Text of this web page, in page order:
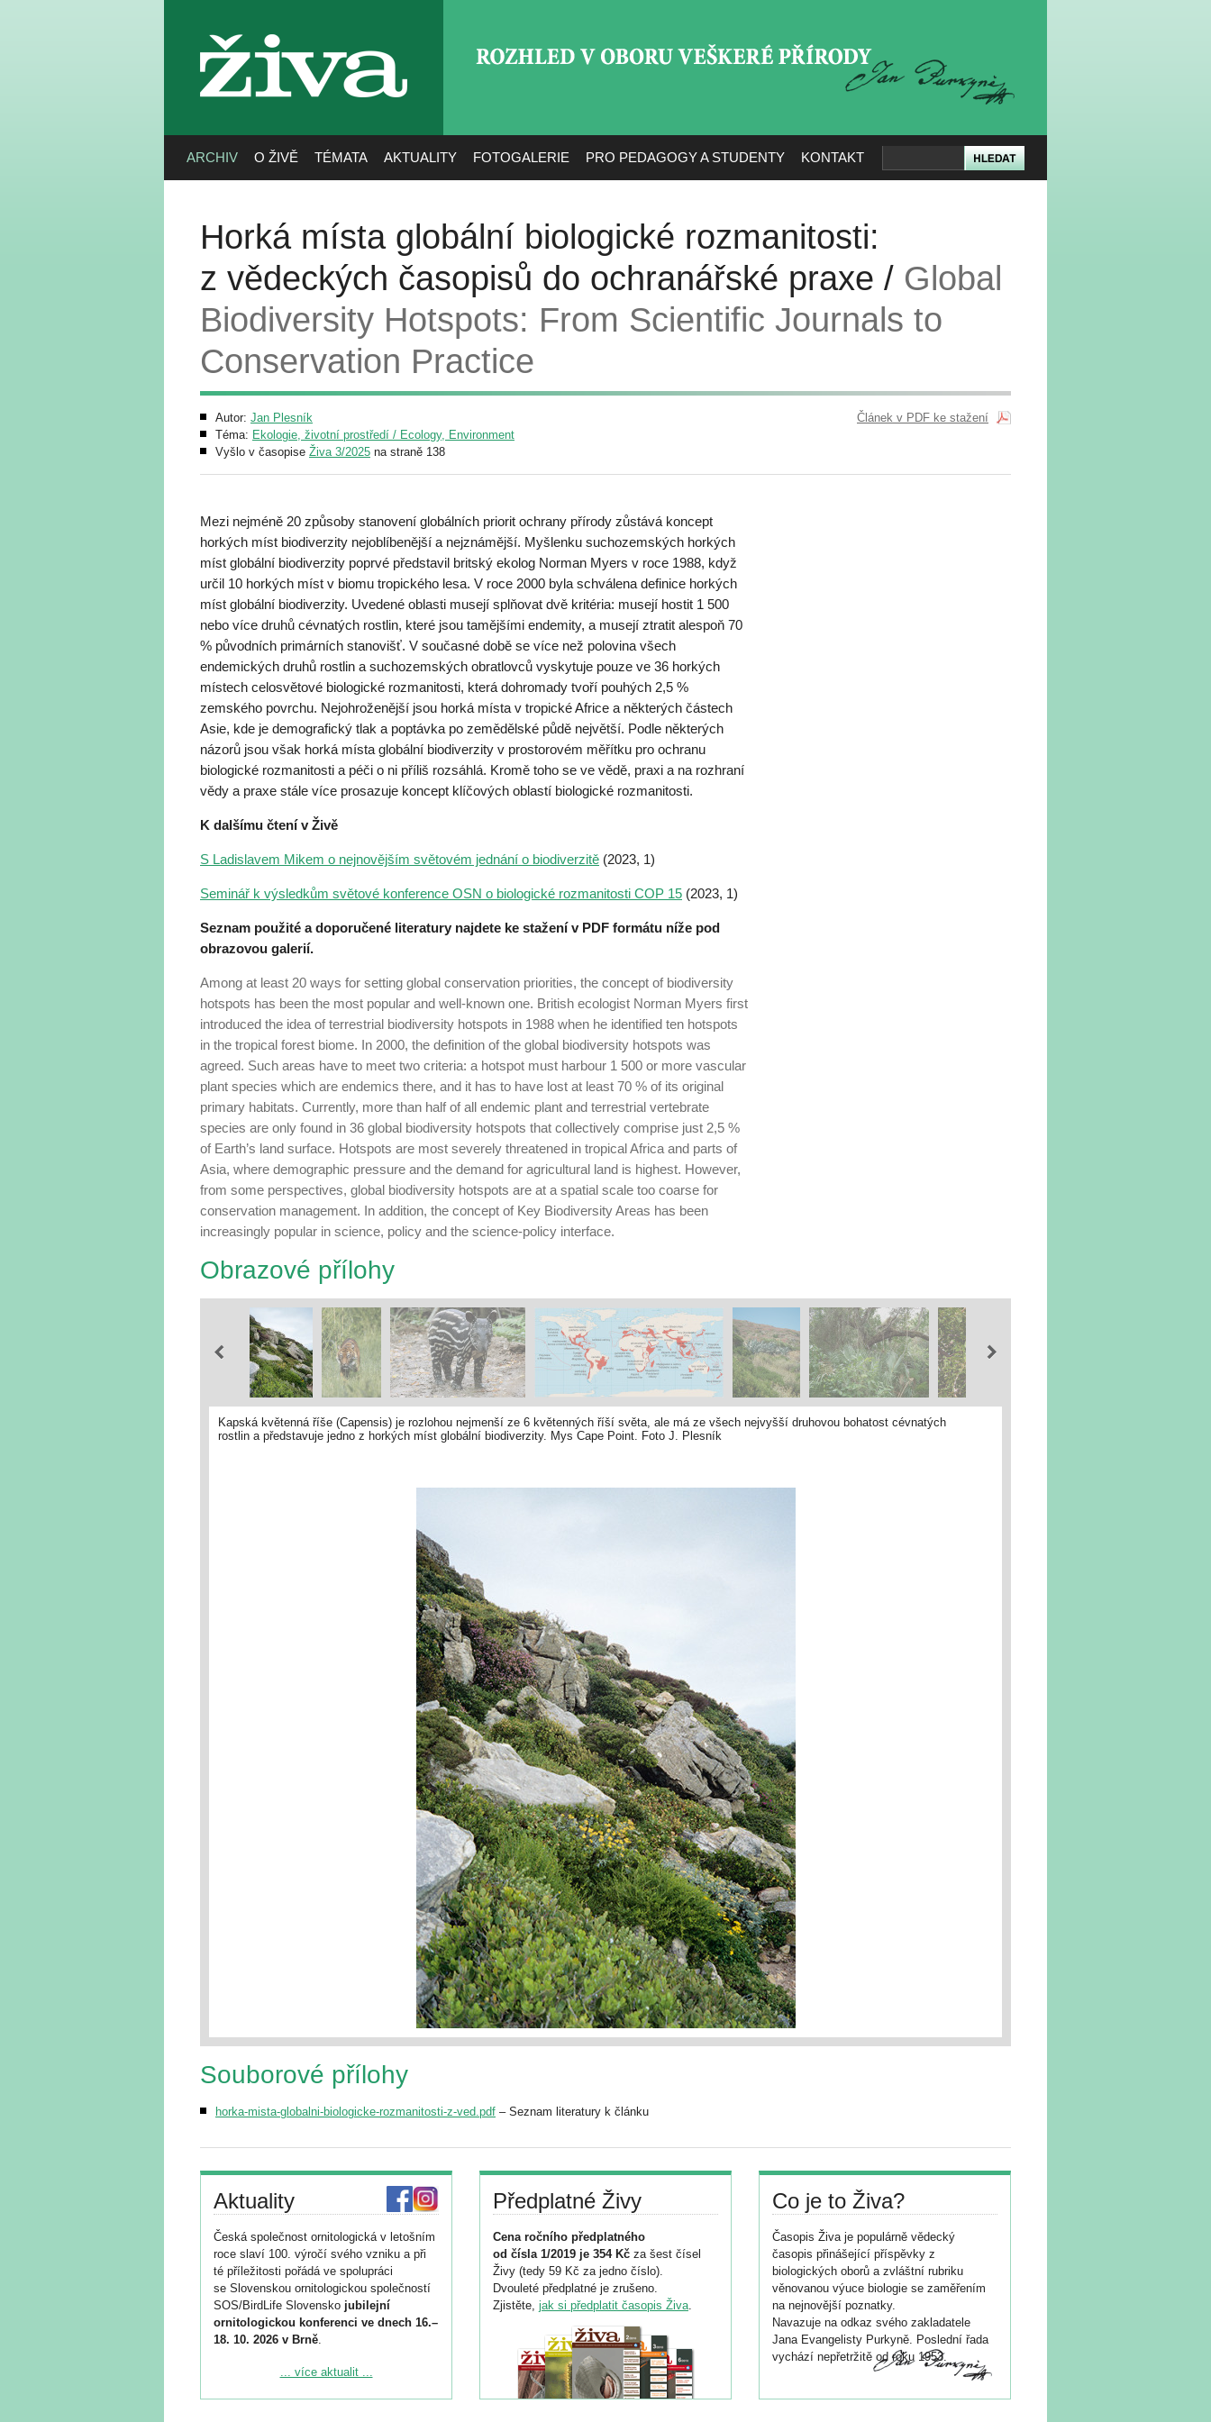
živa
ARCHIV O ŽIVĚ TÉMATA AKTUALITY FOTOGALERIE PRO PEDAGOGY A STUDENTY KONTAKT
Horká místa globální biologické rozmanitosti:
z vědeckých časopisů do ochranářské praxe / Global
Biodiversity Hotspots: From Scientific Journals to
Conservation Practice
Autor: Jan Plesník
Téma: Ekologie, životní prostředí / Ecology, Environment
Vyšlo v časopise Živa 3/2025 na straně 138
Článek v PDF ke stažení
Mezi nejméně 20 způsoby stanovení globálních priorit ochrany přírody zůstává koncept
horkých míst biodiverzity nejoblíbenější a nejznámější. Myšlenku suchozemských horkých
míst globální biodiverzity poprvé představil britský ekolog Norman Myers v roce 1988, když
určil 10 horkých míst v biomu tropického lesa. V roce 2000 byla schválena definice horkých
míst globální biodiverzity. Uvedené oblasti musejí splňovat dvě kritéria: musejí hostit 1 500
nebo více druhů cévnatých rostlin, které jsou tamějšími endemity, a musejí ztratit alespoň 70
% původních primárních stanovišť. V současné době se více než polovina všech
endemických druhů rostlin a suchozemských obratlovců vyskytuje pouze ve 36 horkých
místech celosvětové biologické rozmanitosti, která dohromady tvoří pouhých 2,5 %
zemského povrchu. Nejohroženější jsou horká místa v tropické Africe a některých částech
Asie, kde je demografický tlak a poptávka po zemědělské půdě největší. Podle některých
názorů jsou však horká místa globální biodiverzity v prostorovém měřítku pro ochranu
biologické rozmanitosti a péči o ni příliš rozsáhlá. Kromě toho se ve vědě, praxi a na rozhraní
vědy a praxe stále více prosazuje koncept klíčových oblastí biologické rozmanitosti.
K dalšímu čtení v Živě
S Ladislavem Mikem o nejnovějším světovém jednání o biodiverzitě (2023, 1)
Seminář k výsledkům světové konference OSN o biologické rozmanitosti COP 15 (2023, 1)
Seznam použité a doporučené literatury najdete ke stažení v PDF formátu níže pod
obrazovou galerií.
Among at least 20 ways for setting global conservation priorities, the concept of biodiversity
hotspots has been the most popular and well-known one. British ecologist Norman Myers first
introduced the idea of terrestrial biodiversity hotspots in 1988 when he identified ten hotspots
in the tropical forest biome. In 2000, the definition of the global biodiversity hotspots was
agreed. Such areas have to meet two criteria: a hotspot must harbour 1 500 or more vascular
plant species which are endemics there, and it has to have lost at least 70 % of its original
primary habitats. Currently, more than half of all endemic plant and terrestrial vertebrate
species are only found in 36 global biodiversity hotspots that collectively comprise just 2,5 %
of Earth’s land surface. Hotspots are most severely threatened in tropical Africa and parts of
Asia, where demographic pressure and the demand for agricultural land is highest. However,
from some perspectives, global biodiversity hotspots are at a spatial scale too coarse for
conservation management. In addition, the concept of Key Biodiversity Areas has been
increasingly popular in science, policy and the science-policy interface.
Obrazové přílohy
Kapská květenná říše (Capensis) je rozlohou nejmenší ze 6 květenných říší světa, ale má ze všech nejvyšší druhovou bohatost cévnatých
rostlin a představuje jedno z horkých míst globální biodiverzity. Mys Cape Point. Foto J. Plesník
Souborové přílohy
horka-mista-globalni-biologicke-rozmanitosti-z-ved.pdf – Seznam literatury k článku
Aktuality
Česká společnost ornitologická v letošním
roce slaví 100. výročí svého vzniku a při
té příležitosti pořádá ve spolupráci
se Slovenskou ornitologickou společností
SOS/BirdLife Slovensko jubilejní
ornitologickou konferenci ve dnech 16.–
18. 10. 2026 v Brně.
Podrobnější informace ke konferenci
... více aktualit ...
Předplatné Živy
Cena ročního předplatného
od čísla 1/2019 je 354 Kč za šest čísel
Živy (tedy 59 Kč za jedno číslo).
Dvouleté předplatné je zrušeno.
Zjistěte, jak si předplatit časopis Živa.
Co je to Živa?
Časopis Živa je populárně vědecký
časopis přinášející příspěvky z
biologických oborů a zvláštní rubriku
věnovanou výuce biologie se zaměřením
na nejnovější poznatky.
Navazuje na odkaz svého zakladatele
Jana Evangelisty Purkyně. Poslední řada
vychází nepřetržitě od roku 1953.